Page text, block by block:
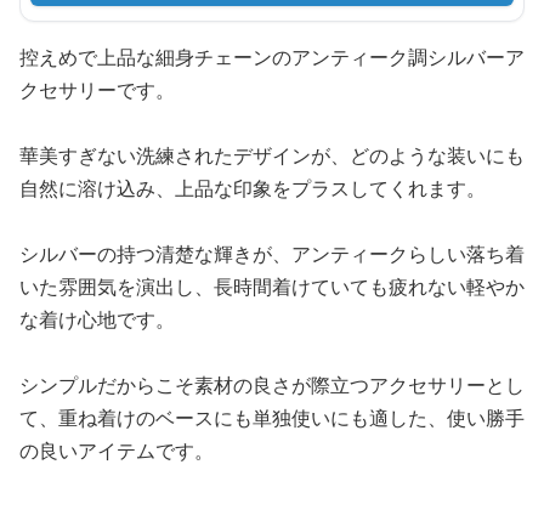
控えめで上品な細身チェーンのアンティーク調シルバーア
クセサリーです。
華美すぎない洗練されたデザインが、どのような装いにも
自然に溶け込み、上品な印象をプラスしてくれます。
シルバーの持つ清楚な輝きが、アンティークらしい落ち着
いた雰囲気を演出し、長時間着けていても疲れない軽やか
な着け心地です。
シンプルだからこそ素材の良さが際立つアクセサリーとし
て、重ね着けのベースにも単独使いにも適した、使い勝手
の良いアイテムです。